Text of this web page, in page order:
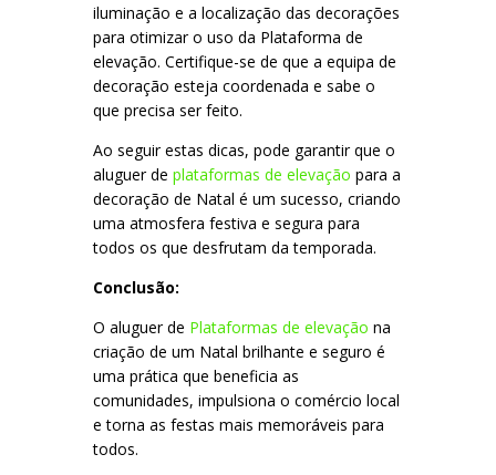
iluminação e a localização das decorações
para otimizar o uso da Plataforma de
elevação. Certifique-se de que a equipa de
decoração esteja coordenada e sabe o
que precisa ser feito.
Ao seguir estas dicas, pode garantir que o
aluguer de plataformas de elevação para a
decoração de Natal é um sucesso, criando
uma atmosfera festiva e segura para
todos os que desfrutam da temporada.
Conclusão:
O aluguer de Plataformas de elevação na
criação de um Natal brilhante e seguro é
uma prática que beneficia as
comunidades, impulsiona o comércio local
e torna as festas mais memoráveis para
todos.